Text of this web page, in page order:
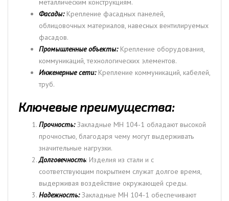
Фасады: Крепление фасадных панелей,
облицовочных материалов, навесных вентилируемых
фасадов.
Промышленные объекты: Крепление оборудования,
коммуникаций, технологических элементов.
Инженерные сети:Крепление коммуникаций, кабелей,
труб.
Ключевые преимущества:
Прочность:Закладные МН 104-1 обладают высокой
прочностью, благодаря чему могут выдерживать
значительные нагрузки.
Долговечность: Изделия из стали и с
соответствующим покрытием служат долгое время,
выдерживая воздействие окружающей среды.
Надежность:Закладные МН 104-1 обеспечивают